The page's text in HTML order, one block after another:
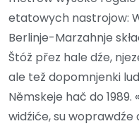
etatowych nastrojow:
Berlinje-Marzahnje
Štóž přez hale dźe,
ale tež dopomnjenki
Němskeje hač do
widźiće, su woprawdźe